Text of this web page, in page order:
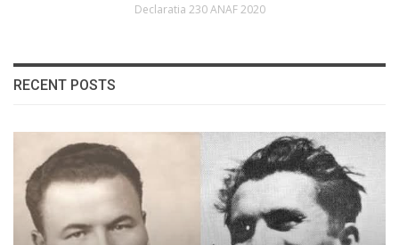
Declaratia 230 ANAF 2020
RECENT POSTS